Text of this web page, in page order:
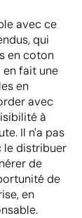
avec ce
qui
en coton
en fait une
en
avec
à
Il n'a pas
le distribuer
de
de
en